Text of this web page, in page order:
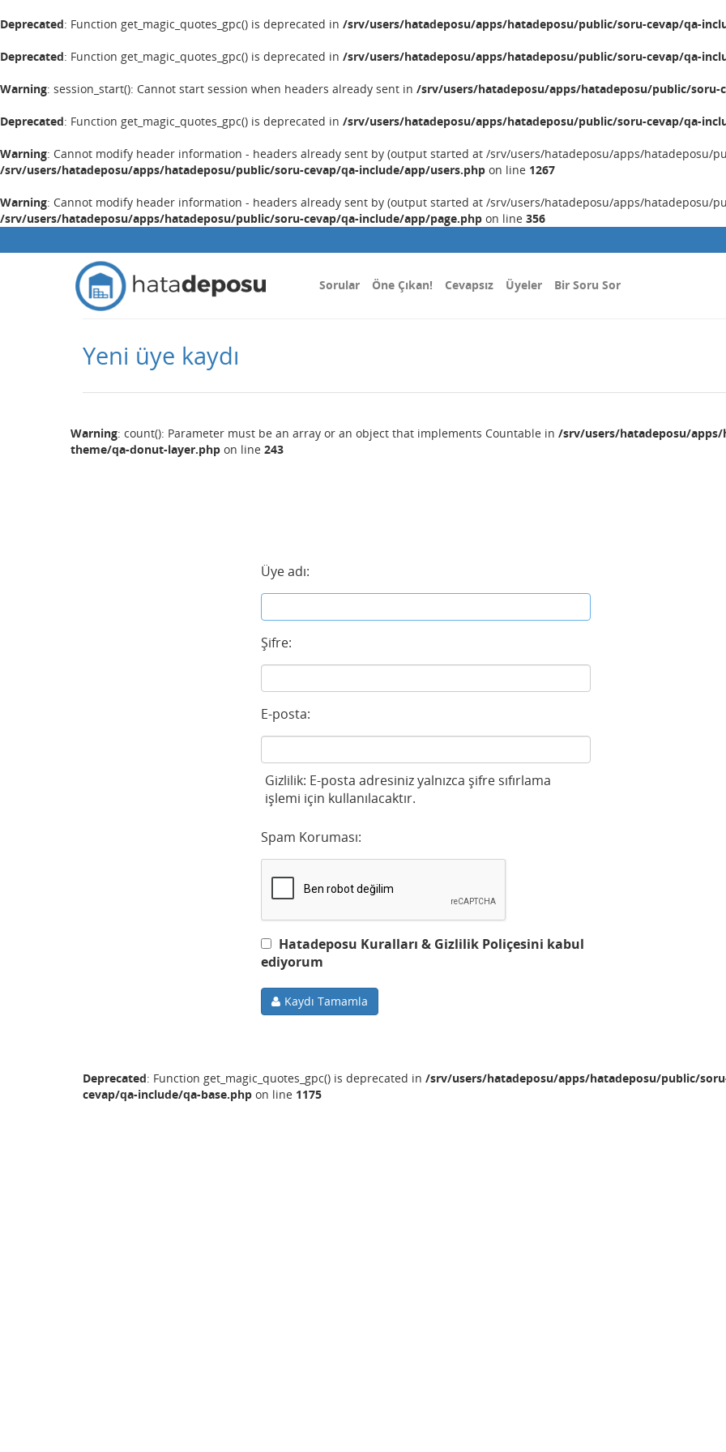
Deprecated: Function get_magic_quotes_gpc() is deprecated in /srv/users/hatadeposu/apps/hatadeposu/public/soru-cevap/qa-
Deprecated: Function get_magic_quotes_gpc() is deprecated in /srv/users/hatadeposu/apps/hatadeposu/public/soru-cevap/qa-
Warning: session_start(): Cannot start session when headers already sent in /srv/users/hatadeposu/apps/hatadeposu/public/soru-
Deprecated: Function get_magic_quotes_gpc() is deprecated in /srv/users/hatadeposu/apps/hatadeposu/public/soru-cevap/qa-
Warning: Cannot modify header information - headers already sent by (output started at /srv/users/hatadeposu/apps/hatadeposu/
/srv/users/hatadeposu/apps/hatadeposu/public/soru-cevap/qa-include/app/users.php on line 1267
Warning: Cannot modify header information - headers already sent by (output started at /srv/users/hatadeposu/apps/hatadeposu/
/srv/users/hatadeposu/apps/hatadeposu/public/soru-cevap/qa-include/app/page.php on line 356
Sorular Öne Çıkan! Cevapsız Üyeler Bir Soru Sor
Yeni üye kaydı
Warning: count(): Parameter must be an array or an object that implements Countable in /srv/users/hatadeposu/
theme/qa-donut-layer.php on line 243
Üye adı:
Şifre:
E-posta:
Gizlilik: E-posta adresiniz yalnızca şifre sıfırlama
işlemi için kullanılacaktır.
Spam Koruması:
Hatadeposu Kuralları & Gizlilik Poliçesini kabul
ediyorum
Kaydı Tamamla
Deprecated: Function get_magic_quotes_gpc() is deprecated in /srv/users/hatadeposu/apps/hatadeposu/public/
cevap/qa-include/qa-base.php on line 1175